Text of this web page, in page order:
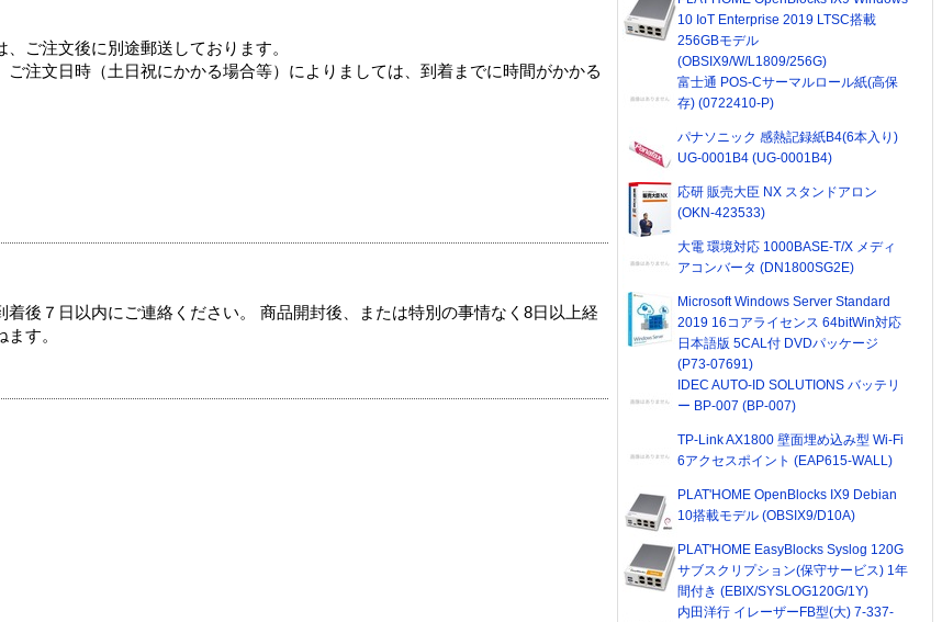
ご注文後に別途郵送しております。
注文日時（土日祝にかかる場合等）によりましては、到着までに時間がかかる
後７日以内にご連絡ください。 商品開封後、または特別の事情なく8日以上経
す。
10 IoT Enterprise 2019 LTSC搭載
256GBモデル
(OBSIX9/W/L1809/256G)
富士通 POS-Cサーマルロール紙(高保
存) (0722410-P)
パナソニック 感熱記録紙B4(6本入り)
UG-0001B4 (UG-0001B4)
応研 販売大臣 NX スタンドアロン
(OKN-423533)
大電 環境対応 1000BASE-T/X メディ
アコンバータ (DN1800SG2E)
Microsoft Windows Server Standard
2019 16コアライセンス 64bitWin対応
日本語版 5CAL付 DVDパッケージ
(P73-07691)
IDEC AUTO-ID SOLUTIONS バッテリ
ー BP-007 (BP-007)
TP-Link AX1800 壁面埋め込み型 Wi-Fi
6アクセスポイント (EAP615-WALL)
PLAT'HOME OpenBlocks IX9 Debian
10搭載モデル (OBSIX9/D10A)
PLAT'HOME EasyBlocks Syslog 120G
サブスクリプション(保守サービス) 1年
間付き (EBIX/SYSLOG120G/1Y)
内田洋行 イレーザーFB型(大) 7-337-